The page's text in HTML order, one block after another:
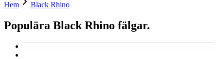
Hem Black Rhino
Populära Black Rhino fälgar.